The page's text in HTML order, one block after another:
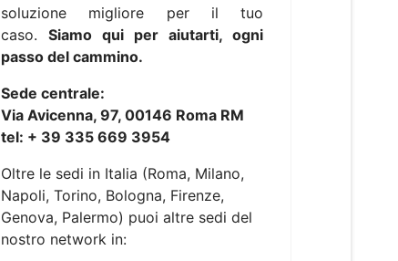
soluzione migliore per il tuo
caso. Siamo qui per aiutarti, ogni
passo del cammino.
Sede centrale:
Via Avicenna, 97, 00146 Roma RM
tel: + 39 335 669 3954
Oltre le sedi in Italia (Roma, Milano,
Napoli, Torino, Bologna, Firenze,
Genova, Palermo) puoi altre sedi del
nostro network in: